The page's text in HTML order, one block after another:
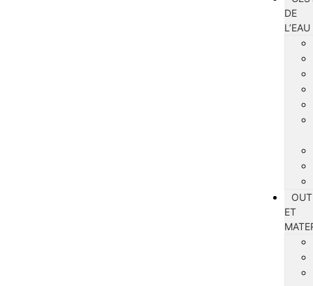
DE
L’EAU
ET